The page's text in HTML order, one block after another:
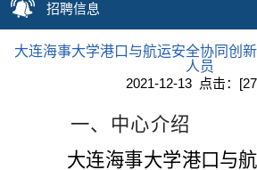
招聘信息
大连海事大学港口与航运安全协同创
人员
2021-12-13 点击：[
一、中心介绍
大连海事大学港口与